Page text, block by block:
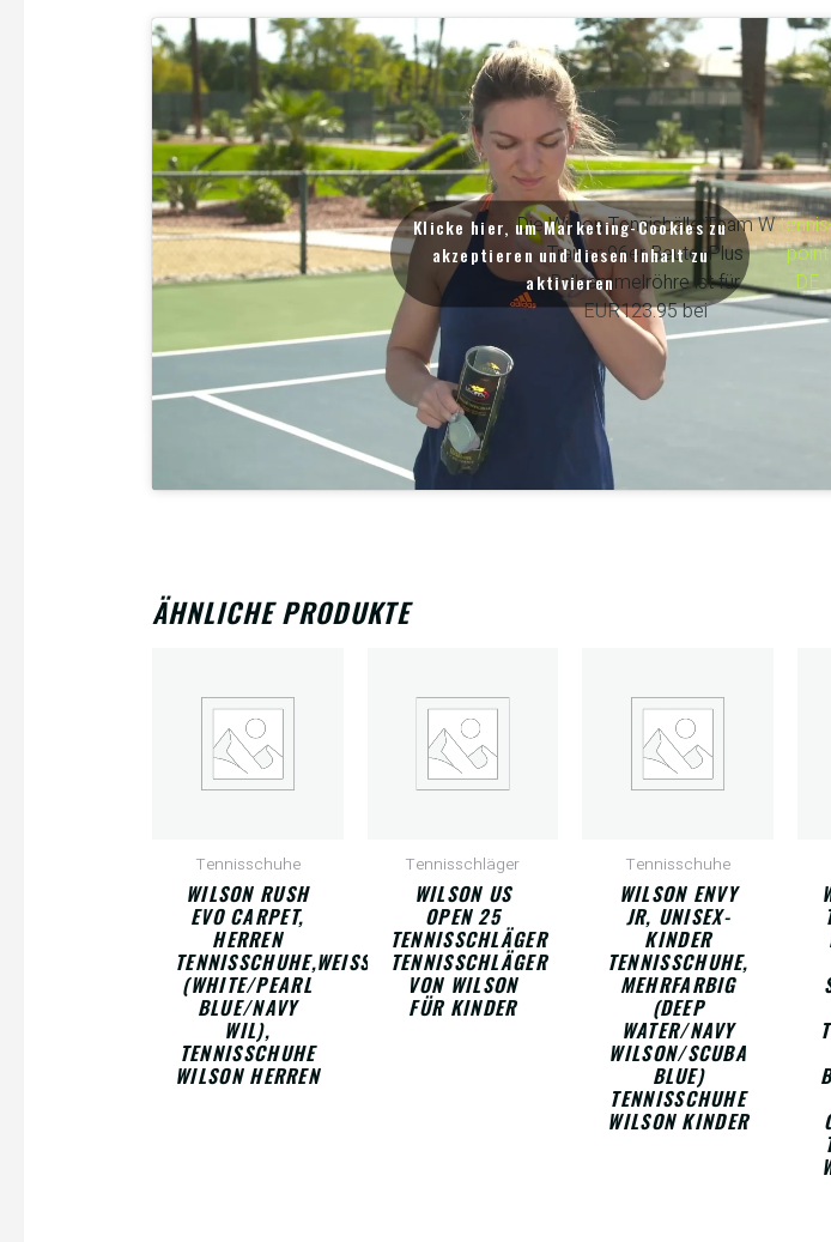
Die Wilson Tennisbälle Team W
Trainer 96er Beutel Plus
Ballsammelröhre ist für
EUR123.95 bei
point
DE
Klicke hier, um Marketing-Cookies zu
akzeptieren und diesen Inhalt zu
aktivieren
ÄHNLICHE PRODUKTE
Tennisschuhe
WILSON RUSH
EVO CARPET,
HERREN
TENNISSCHUHE,WEISS (
WHITE/PEARL B
LUE/NAVY W
IL), T
ENNISSCHUHE W
ILSON HERREN
Tennisschläger
WILSON US
OPEN 25
TENNISSCHLÄGER
TENNISSCHLÄGER
VON WILSON
FÜR KINDER
Tennisschuhe
WILSON ENVY
JR, UNISEX-
KINDER
TENNISSCHUHE,
MEHRFARBIG
(DEEP
WATER/NAVY
WILSON/SCUBA
BLUE)
TENNISSCHUHE
WILSON KINDER